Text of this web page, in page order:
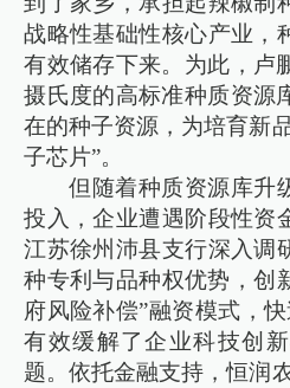
战略性基础性核心产业，
有效储存下来。为此，卢
摄氏度的高标准种质资源
在的种子资源，为培育新
子芯片”。
但随着种质资源库升
投入，企业遭遇阶段性资
江苏徐州沛县支行深入调
种专利与品种权优势，创
府风险补偿”融资模式，
有效缓解了企业科技创
题。依托金融支持，恒润